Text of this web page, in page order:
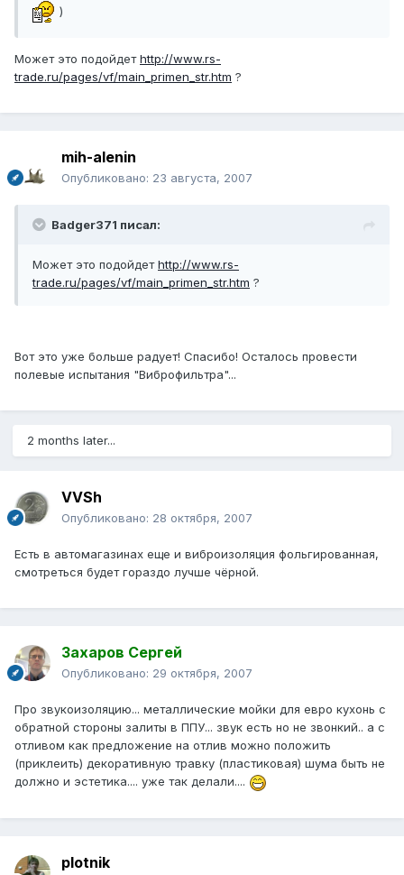
)
Может это подойдетhttp://www.rs-
trade.ru/pages/vf/main_primen_str.htm ?
mih-alenin
Опубликовано: 23 августа, 2007
Badger371 писал:
Может это подойдетhttp://www.rs-
trade.ru/pages/vf/main_primen_str.htm ?
Вот это уже больше радует! Спасибо! Осталось провести
полевые испытания "Виброфильтра"...
2 months later...
VVSh
Опубликовано: 28 октября, 2007
Есть в автомагазинах еще и виброизоляция фольгированная,
смотреться будет гораздо лучше чёрной.
Захаров Сергей
Опубликовано: 29 октября, 2007
Про звукоизоляцию... металлические мойки для евро кухонь с
обратной стороны залиты в ППУ... звук есть но не звонкий.. а с
отливом как предложение на отлив можно положить
(приклеить) декоративную травку (пластиковая) шума быть не
должно и эстетика.... уже так делали....
plotnik